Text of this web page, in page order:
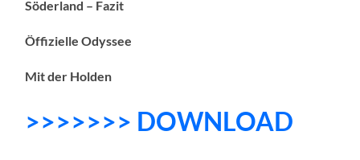
Söderland – Fazit
Öffizielle Odyssee
Mit der Holden
>>>>>>> DOWNLOAD